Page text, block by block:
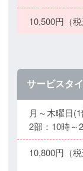
10,500円（税
サービスタ
月～木曜日
2部：10時～
10,800円（税